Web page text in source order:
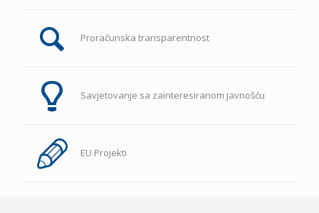
Proračunska transparentnost
Savjetovanje sa zainteresiranom javnošću
EU Projekti